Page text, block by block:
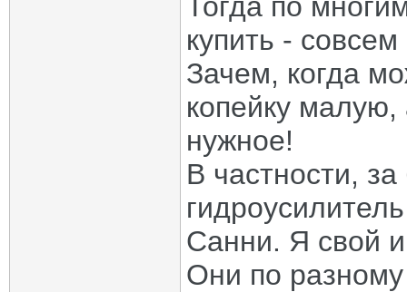
купить -
Зачем, когда
копейку малую,
нужное!
В частности,
Санни. Я свой
Они по